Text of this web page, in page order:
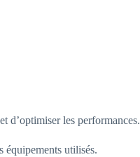
d’optimiser les performances.
équipements utilisés.